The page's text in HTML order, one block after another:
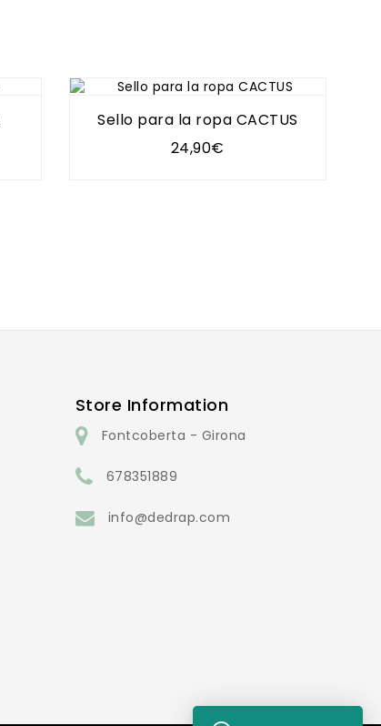
Sello para la ropa CACTUS
24,90€
Store Information
Fontcoberta - Girona
678351889
info@dedrap.com